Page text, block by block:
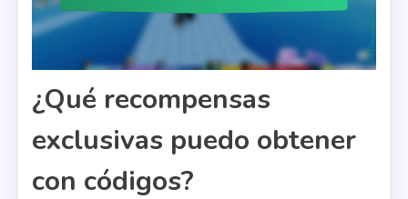
¿Qué recompensas
exclusivas puedo obtener
con códigos?